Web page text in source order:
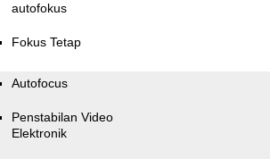
autofokus
Fokus Tetap
Autofocus
Penstabilan Video
Elektronik